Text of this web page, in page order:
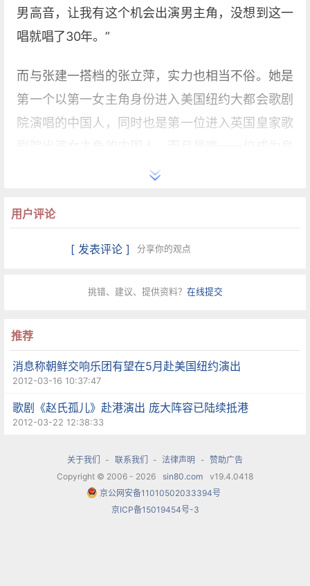
男高音，让我有这个机会出演男主角，没想到这一
唱就唱了30年。”
而与张建一搭档的张立萍，实力也相当不俗。她是
第一个以第一女主角身份进入美国纽约大都会歌剧
院演唱的中国人，同时也是第一位进入英国皇家歌
家歌剧院台柱子的中国人。张立萍就曾因为在伦敦
英国《独立报》曾评价说：“张立萍把咪咪的柔弱、
哀婉演绎得极为动人。”
用户评论
[ 发表评论 ] 分享你的观点
挑错、建议、提供资料？ 在线提交
推荐
消息称朝鲜交响乐团有望在5月赴美国纽约演出
2012-03-16 10:37:47
歌剧《赵氏孤儿》赴港演出 庞大阵容已陆续抵港
2012-03-22 12:38:33
关于我们 - 联系我们 - 法律声明 - 赞助广告
Copyright © 2006 - 2026
sin80.com
v19.4.0418
京公网安备11010502033394号
京ICP备15019454号-3